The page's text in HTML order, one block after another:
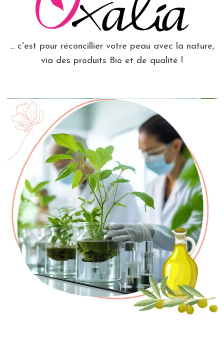
... c'est pour réconcillier votre peau avec la nature,
via des produits Bio et de qualité !